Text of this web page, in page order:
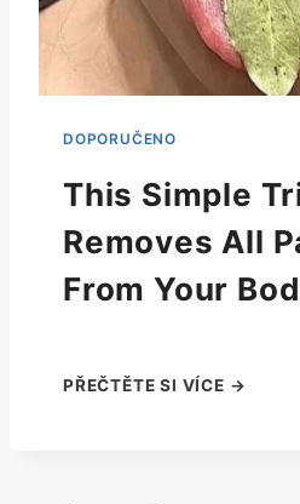
This Simple
Removes All
From Your